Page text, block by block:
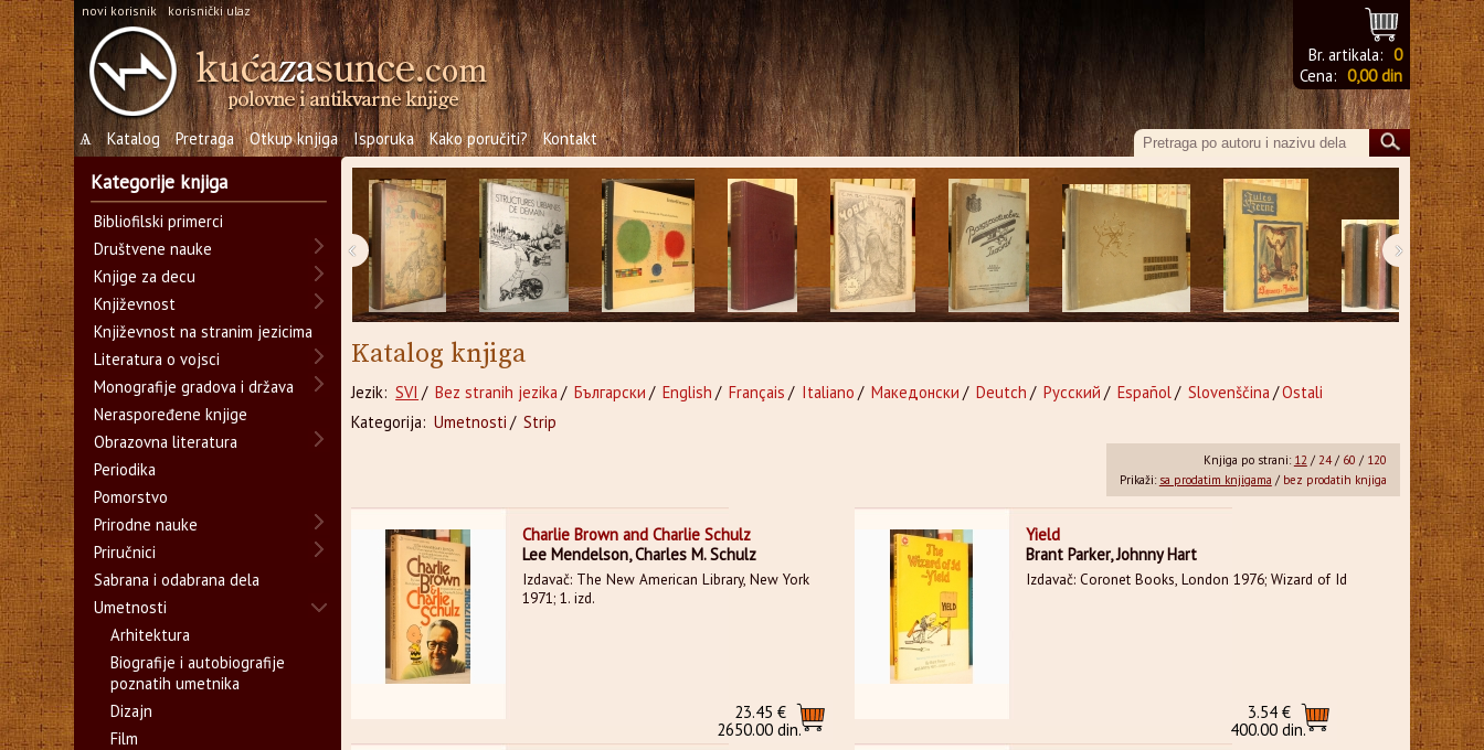
novi korisnik korisnički ulaz
Br. artikala: 0
Cena: 0,00 din
Ѧ Katalog Pretraga Otkup knjiga Isporuka Kako poručiti? Kontakt
‹ ›
Katalog knjiga
Jezik: SVI / Bez stranih jezika / Български / English / Français / Italiano / Македонски / Deutch / Русский / Español/ Slovenščina /Ostali
Kategorija: Umetnosti / Strip
Knjiga po strani: 12 / 24/ 60 / 120
Prikaži: sa prodatim knjigama / bez prodatih knjiga
Charlie Brown and Charlie Schulz
Lee Mendelson, Charles M. Schulz
Izdavač: The New American Library, New York
1971; 1. izd.
23.45 €
2650.00 din.
Yield
Brant Parker, Johnny Hart
Izdavač: Coronet Books, London 1976; Wizard of Id
3.54 €
400.00 din.
Kategorije knjiga
Bibliofilski primerci
Društvene nauke
Knjige za decu
Književnost
Književnost na stranim jezicima
Literatura o vojsci
Monografije gradova i država
Neraspoređene knjige
Obrazovna literatura
Periodika
Pomorstvo
Prirodne nauke
Priručnici
Sabrana i odabrana dela
Umetnosti
Arhitektura
Biografije i autobiografije
poznatih umetnika
Dizajn
Film